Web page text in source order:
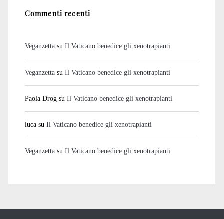
Commenti recenti
Veganzettasu Il Vaticano benedice gli xenotrapianti
Veganzettasu Il Vaticano benedice gli xenotrapianti
Paola Drogsu Il Vaticano benedice gli xenotrapianti
lucasu Il Vaticano benedice gli xenotrapianti
Veganzettasu Il Vaticano benedice gli xenotrapianti